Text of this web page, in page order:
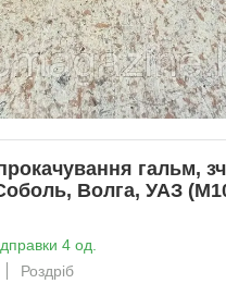
гальм,
Волга, УАЗ
4 од.
Роздріб